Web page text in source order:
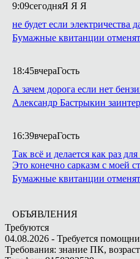
9:09сегодняЯ Я Я
не будет если электричества
Бумажные квитанции
18:45вчераГость
А зачем дорога если нет
Александр Бастрыкин
16:39вчераГость
Так всё и делается как раз
Это конечно сарказм с моей
Бумажные квитанции
ОБЪЯВЛЕНИЯ
Требуются
04.08.2026 - Требуется
Требования: знание ПК,